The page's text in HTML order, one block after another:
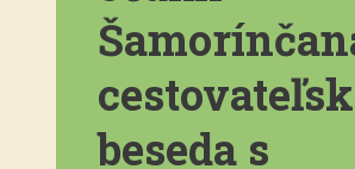
beseda s